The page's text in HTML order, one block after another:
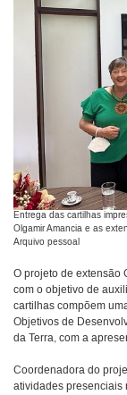
Entrega das cartilhas
Olgamir Amancia e as
Arquivo pessoal
O projeto de extensão
com o objetivo de
cartilhas compõem
Objetivos de
da Terra, com a
Coordenadora do
atividades presenciais